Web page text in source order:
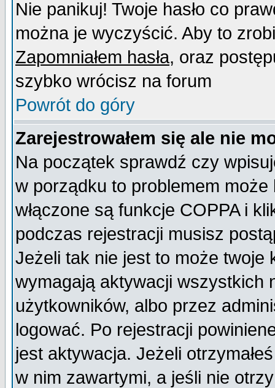
Nie panikuj! Twoje hasło co
można je wyczyścić. Aby to
Zapomniałem hasła, oraz
szybko wrócisz na forum
Powrót do góry
Zarejestrowałem się ale nie
Na początek sprawdź czy
w porządku to problemem
włączone są funkcje COPPA i
podczas rejestracji musisz
Jeżeli tak nie jest to może twoje
wymagają aktywacji wszystkich
użytkowników, albo przez
logować. Po rejestracji
jest aktywacja. Jeżeli
w nim zawartymi, a jeśli nie